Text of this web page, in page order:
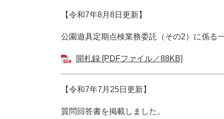
【令和7年8月8日更新】
公園遊具定期点検業務委託（その2）に係る
開札録 [PDFファイル／88KB]
【令和7年7月25日更新】
質問回答書を掲載しました。